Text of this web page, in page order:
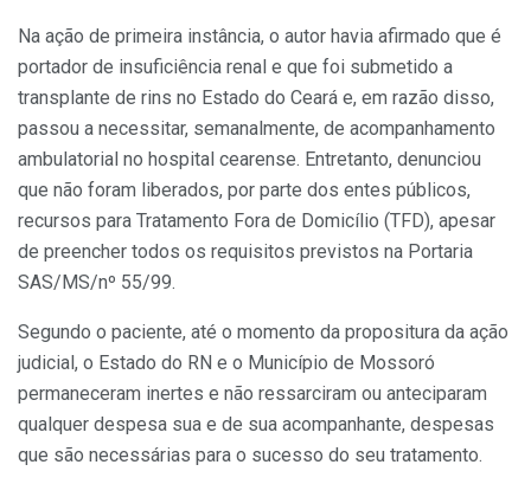
Na ação de primeira instância, o autor havia afirmado que é
portador de insuficiência renal e que foi submetido a
transplante de rins no Estado do Ceará e, em razão disso,
passou a necessitar, semanalmente, de acompanhamento
ambulatorial no hospital cearense. Entretanto, denunciou
que não foram liberados, por parte dos entes públicos,
recursos para Tratamento Fora de Domicílio (TFD), apesar
de preencher todos os requisitos previstos na Portaria
SAS/MS/nº 55/99.
Segundo o paciente, até o momento da propositura da ação
judicial, o Estado do RN e o Município de Mossoró
permaneceram inertes e não ressarciram ou anteciparam
qualquer despesa sua e de sua acompanhante, despesas
que são necessárias para o sucesso do seu tratamento.